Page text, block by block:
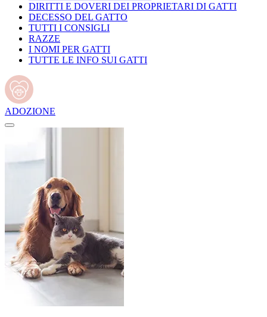
DIRITTI E DOVERI DEI PROPRIETARI DI GATTI
DECESSO DEL GATTO
TUTTI I CONSIGLI
RAZZE
I NOMI PER GATTI
TUTTE LE INFO SUI GATTI
ADOZIONE